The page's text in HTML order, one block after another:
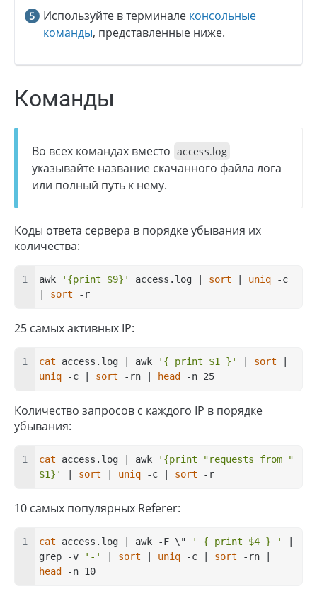
Используйте в терминале консольные
команды, представленные ниже.
Команды
Во всех командах вместо access.log
указывайте название скачанного файла лога
или полный путь к нему.
Коды ответа сервера в порядке убывания их
количества:
awk '{print $9}' access.log | sort uniq -c
sort -r
25 самых активных IP:
cat access.log | awk '{ print $1 }' sort
uniq -c | sort -rn | head -n 25
Количество запросов с каждого IP в порядке
убывания:
cat access.log | awk
'{print "requests from "
$1}'
sort uniq -c | sort -r
10 самых популярных Referer:
cat access.log | awk -F \" ' { print $4 } '
grep -v
'-' sort uniq -c | sort
head
-n 10